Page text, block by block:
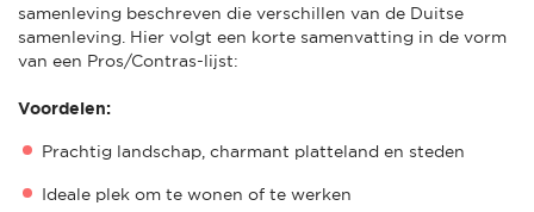
samenleving beschreven die verschillen van de Duitse
samenleving. Hier volgt een korte samenvatting in de vorm
van een Pros/Contras-lijst:
Voordelen:
Prachtig landschap, charmant platteland en steden
Ideale plek om te wonen of te werken